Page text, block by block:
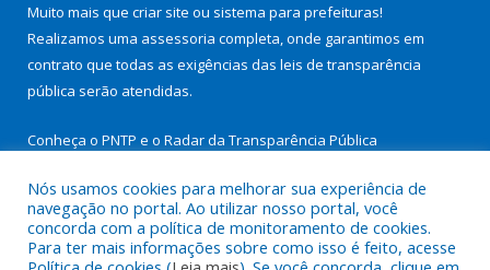
Muito mais que criar site ou sistema para prefeituras!
Realizamos uma assessoria completa, onde garantimos em
contrato que todas as exigências das leis de transparência
pública serão atendidas.
Conheça o PNTP e o Radar da Transparência Pública
Todos os direitos reservados a Prefeitura Municipal de São
Nós usamos cookies para melhorar sua experiência de
navegação no portal. Ao utilizar nosso portal, você
concorda com a política de monitoramento de cookies.
Para ter mais informações sobre como isso é feito, acesse